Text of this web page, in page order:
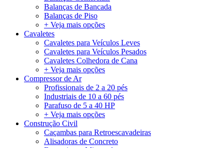
Balanças de Bancada
Balanças de Piso
+ Veja mais opções
Cavaletes
Cavaletes para Veículos Leves
Cavaletes para Veículos Pesados
Cavaletes Colhedora de Cana
+ Veja mais opções
Compressor de Ar
Profissionais de 2 a 20 pés
Industriais de 10 a 60 pés
Parafuso de 5 a 40 HP
+ Veja mais opções
Construção Civil
Caçambas para Retroescavadeiras
Alisadoras de Concreto